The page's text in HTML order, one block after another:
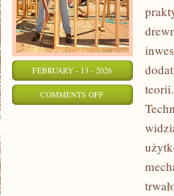
FEBRUARY - 13 - 2026
COMMENTS OFFON
KONSTRUKCJE
DREWNIANE